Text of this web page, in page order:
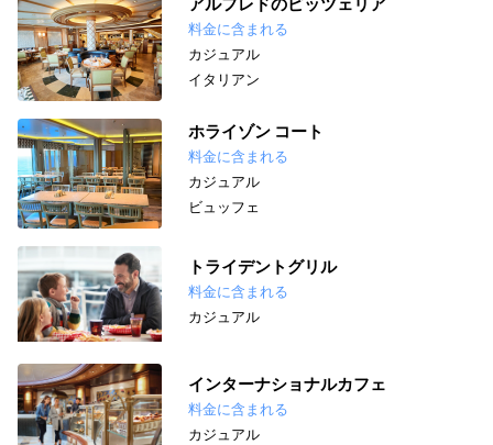
料金に含まれる
カジュアル
イタリアン
ホライゾン コート
料金に含まれる
カジュアル
ビュッフェ
トライデントグリル
料金に含まれる
カジュアル
インターナショナルカフェ
料金に含まれる
カジュアル